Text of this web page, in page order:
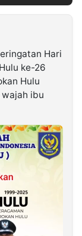
Hari
ke-26
Hulu
ibu